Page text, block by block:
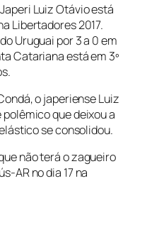
Luiz Otávio está
Libertadores 2017.
Uruguai por 3 a 0 em
Catariana está em 3º
o japeriense Luiz
que deixou a
se consolidou.
não terá o zagueiro
AR no dia 17 na